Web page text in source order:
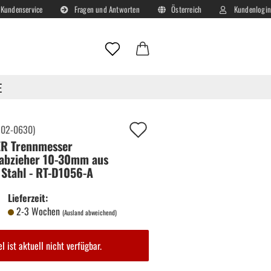
Kundenservice Fragen und Antworten Österreich Kundenlogin
Passwort vergessen?
02-0630)
Trennmesser
10-30mm aus
- RT-D1056-A
Lieferzeit:
2-3 Wochen (Ausland abweichend)
ist aktuell nicht verfügbar.